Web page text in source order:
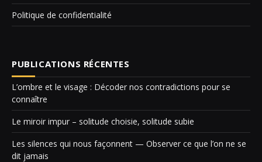
Politique de confidentialité
PUBLICATIONS RÉCENTES
L’ombre et le visage : Décoder nos contradictions pour se
connaître
Le miroir impur – solitude choisie, solitude subie
Les silences qui nous façonnent — Observer ce que l’on ne se
dit jamais